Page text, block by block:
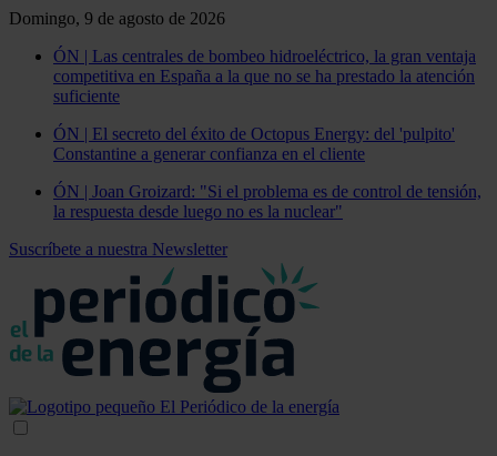
Domingo, 9 de agosto de 2026
ÓN | Las centrales de bombeo hidroeléctrico, la gran ventaja
competitiva en España a la que no se ha prestado la atención
suficiente
ÓN | El secreto del éxito de Octopus Energy: del 'pulpito'
Constantine a generar confianza en el cliente
ÓN | Joan Groizard: "Si el problema es de control de tensión,
la respuesta desde luego no es la nuclear"
Suscríbete a nuestra Newsletter